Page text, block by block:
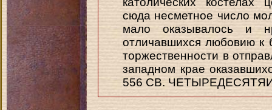
сюда несметное число
мало оказывалось и
отличавшихся любовию к
торжественности в
западном крае
556 СВ.